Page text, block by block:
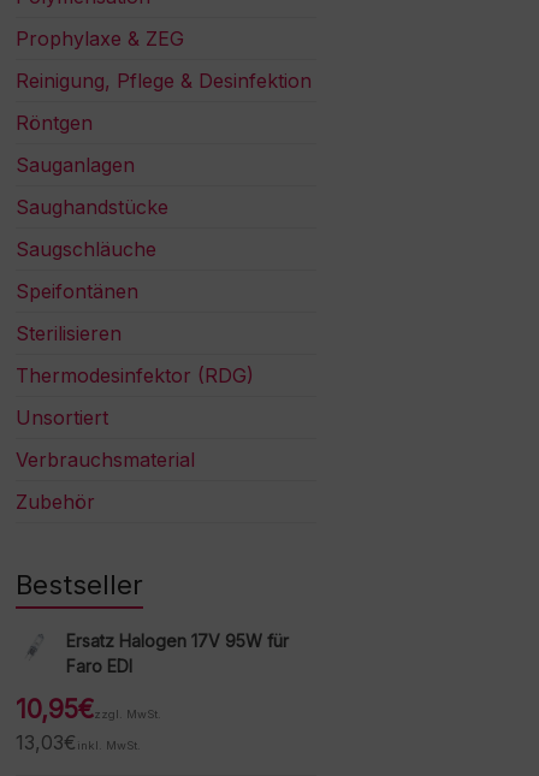
Prophylaxe & ZEG
Reinigung, Pflege & Desinfektion
Röntgen
Sauganlagen
Saughandstücke
Saugschläuche
Speifontänen
Sterilisieren
Thermodesinfektor (RDG)
Unsortiert
Verbrauchsmaterial
Zubehör
Bestseller
Ersatz Halogen 17V 95W für
Faro EDI
10,95€zzgl. MwSt.
13,03€ inkl. MwSt.